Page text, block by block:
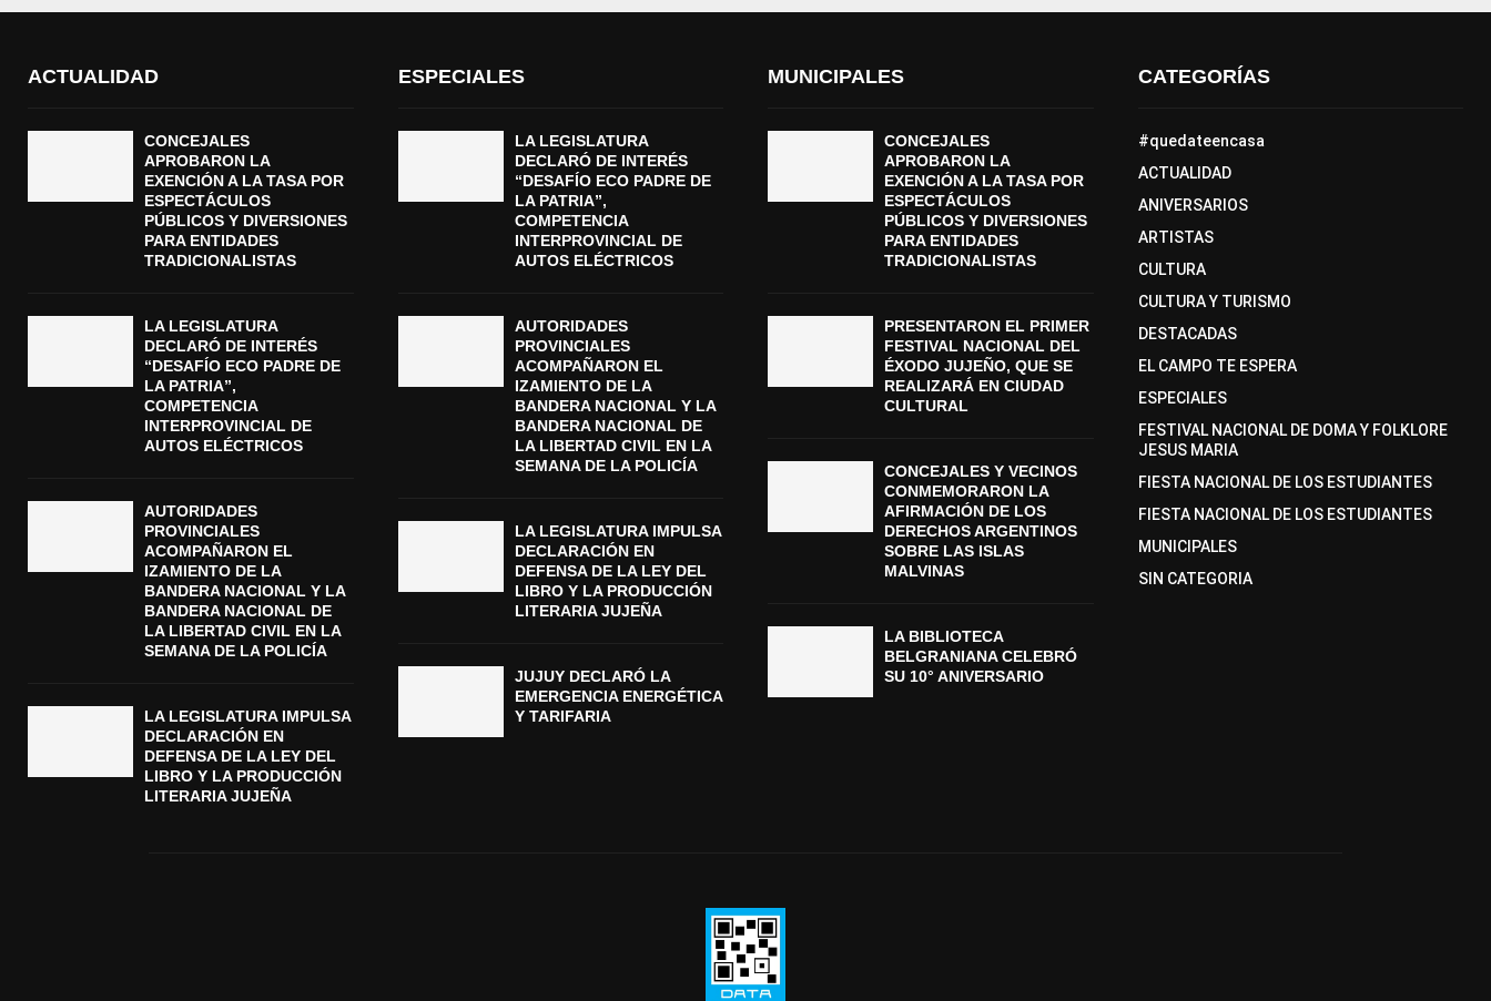
ACTUALIDAD
CONCEJALES
APROBARON LA
EXENCIÓN A LA TASA POR
ESPECTÁCULOS
PÚBLICOS Y DIVERSIONES
PARA ENTIDADES
TRADICIONALISTAS
LA LEGISLATURA
DECLARÓ DE INTERÉS
“DESAFÍO ECO PADRE DE
LA PATRIA”,
COMPETENCIA
INTERPROVINCIAL DE
AUTOS ELÉCTRICOS
AUTORIDADES
PROVINCIALES
ACOMPAÑARON EL
IZAMIENTO DE LA
BANDERA NACIONAL Y LA
BANDERA NACIONAL DE
LA LIBERTAD CIVIL EN LA
SEMANA DE LA POLICÍA
LA LEGISLATURA IMPULSA
DECLARACIÓN EN
DEFENSA DE LA LEY DEL
LIBRO Y LA PRODUCCIÓN
LITERARIA JUJEÑA
ESPECIALES
LA LEGISLATURA
DECLARÓ DE INTERÉS
“DESAFÍO ECO PADRE DE
LA PATRIA”,
COMPETENCIA
INTERPROVINCIAL DE
AUTOS ELÉCTRICOS
AUTORIDADES
PROVINCIALES
ACOMPAÑARON EL
IZAMIENTO DE LA
BANDERA NACIONAL Y LA
BANDERA NACIONAL DE
LA LIBERTAD CIVIL EN LA
SEMANA DE LA POLICÍA
LA LEGISLATURA IMPULSA
DECLARACIÓN EN
DEFENSA DE LA LEY DEL
LIBRO Y LA PRODUCCIÓN
LITERARIA JUJEÑA
JUJUY DECLARÓ LA
EMERGENCIA ENERGÉTICA
Y TARIFARIA
MUNICIPALES
CONCEJALES
APROBARON LA
EXENCIÓN A LA TASA POR
ESPECTÁCULOS
PÚBLICOS Y DIVERSIONES
PARA ENTIDADES
TRADICIONALISTAS
PRESENTARON EL PRIMER
FESTIVAL NACIONAL DEL
ÉXODO JUJEÑO, QUE SE
REALIZARÁ EN CIUDAD
CULTURAL
CONCEJALES Y VECINOS
CONMEMORARON LA
AFIRMACIÓN DE LOS
DERECHOS ARGENTINOS
SOBRE LAS ISLAS
MALVINAS
LA BIBLIOTECA
BELGRANIANA CELEBRÓ
SU 10° ANIVERSARIO
CATEGORÍAS
#quedateencasa
ACTUALIDAD
ANIVERSARIOS
ARTISTAS
CULTURA
CULTURA Y TURISMO
DESTACADAS
EL CAMPO TE ESPERA
ESPECIALES
FESTIVAL NACIONAL DE DOMA Y FOLKLORE
JESUS MARIA
FIESTA NACIONAL DE LOS ESTUDIANTES
FIESTA NACIONAL DE LOS ESTUDIANTES
MUNICIPALES
SIN CATEGORIA